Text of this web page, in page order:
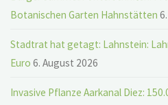
Botanischen Garten Hahnstätten
Stadtrat hat getagt: Lahnstein:
Euro 6. August 2026
Invasive Pflanze Aarkanal Diez: